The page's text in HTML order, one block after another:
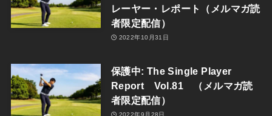
レーヤー・レポート（メルマガ読
者限定配信）
2022年10月31日
保護中: The Single Player
Report Vol.81 （メルマガ読
者限定配信）
2022年9月28日